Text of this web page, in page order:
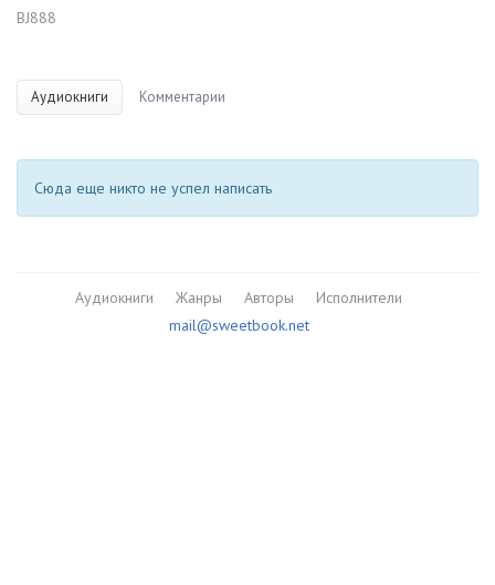
BJ888
Аудиокниги Комментарии
Сюда еще никто не успел написать
Аудиокниги Жанры Авторы
Исполнители
mail@sweetbook.net